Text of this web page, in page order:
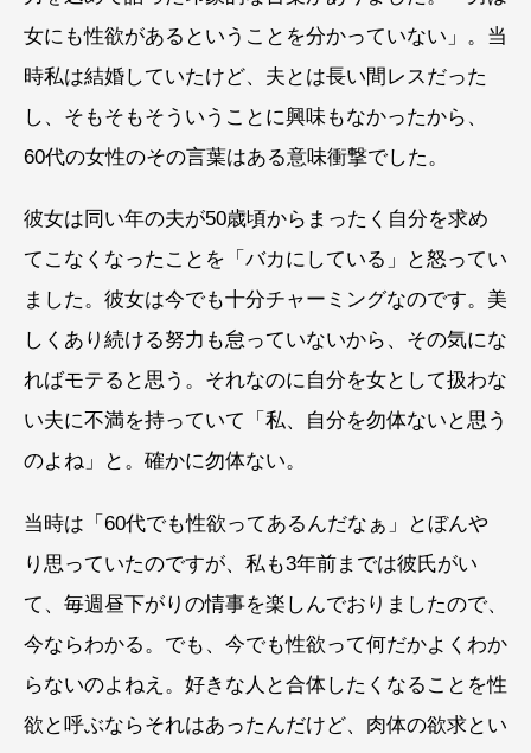
女にも性欲があるということを分かっていない」。当
時私は結婚していたけど、夫とは長い間レスだった
し、そもそもそういうことに興味もなかったから、
60代の女性のその言葉はある意味衝撃でした。
彼女は同い年の夫が50歳頃からまったく自分を求め
てこなくなったことを「バカにしている」と怒ってい
ました。彼女は今でも十分チャーミングなのです。美
しくあり続ける努力も怠っていないから、その気にな
ればモテると思う。それなのに自分を女として扱わな
い夫に不満を持っていて「私、自分を勿体ないと思う
のよね」と。確かに勿体ない。
当時は「60代でも性欲ってあるんだなぁ」とぼんや
り思っていたのですが、私も3年前までは彼氏がい
て、毎週昼下がりの情事を楽しんでおりましたので、
今ならわかる。でも、今でも性欲って何だかよくわか
らないのよねえ。好きな人と合体したくなることを性
欲と呼ぶならそれはあったんだけど、肉体の欲求とい